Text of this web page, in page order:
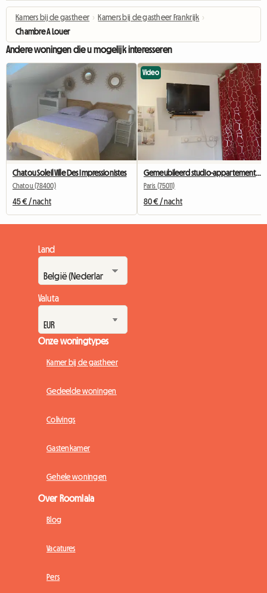
Kamers bij de gastheer › Kamers bij de gastheer Frankrijk ›
Chambre A Louer
Andere woningen die u mogelijk interesseren
Chatou Soleil Ville Des Impressionistes
Chatou (78400)
45 € / nacht
Video
Gemeubileerd studio-appartement in Bastille voor studenten, stagiaires en zakenreizigers.
Paris (75011)
80 € / nacht
Land
Valuta
Onze woningtypes
Kamer bij de gastheer
Gedeelde woningen
Colivings
Gastenkamer
Gehele woningen
Over Roomlala
Blog
Vacatures
Pers